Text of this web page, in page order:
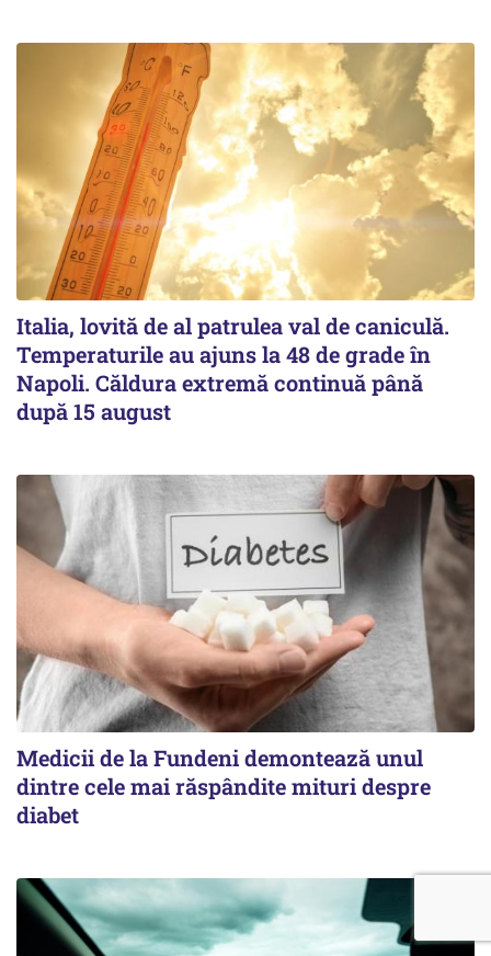
Italia, lovită de al patrulea val de caniculă.
Temperaturile au ajuns la 48 de grade în
Napoli. Căldura extremă continuă până
după 15 august
Medicii de la Fundeni demontează unul
dintre cele mai răspândite mituri despre
diabet